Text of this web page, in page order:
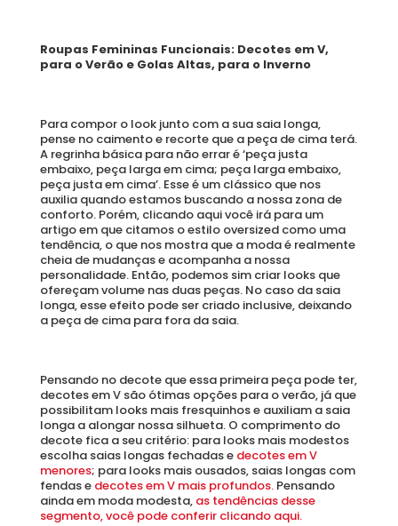
Roupas Femininas Funcionais: Decotes em V,
para o Verão e Golas Altas, para o Inverno
Para compor o look junto com a sua saia longa,
pense no caimento e recorte que a peça de cima terá.
A regrinha básica para não errar é ‘peça justa
embaixo, peça larga em cima; peça larga embaixo,
peça justa em cima’. Esse é um clássico que nos
auxilia quando estamos buscando a nossa zona de
conforto. Porém, clicando aqui você irá para um
artigo em que citamos o estilo oversized como uma
tendência, o que nos mostra que a moda é realmente
cheia de mudanças e acompanha a nossa
personalidade. Então, podemos sim criar looks que
ofereçam volume nas duas peças. No caso da saia
longa, esse efeito pode ser criado inclusive, deixando
a peça de cima para fora da saia.
Pensando no decote que essa primeira peça pode ter,
decotes em V são ótimas opções para o verão, já que
possibilitam looks mais fresquinhos e auxiliam a saia
longa a alongar nossa silhueta. O comprimento do
decote fica a seu critério: para looks mais modestos
escolha saias longas fechadas e decotes em V
menores; para looks mais ousados, saias longas com
fendas e decotes em V mais profundos. Pensando
ainda em moda modesta, as tendências desse
segmento, você pode conferir clicando aqui.